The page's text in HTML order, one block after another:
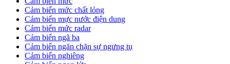
Cảm biến mức chất lỏng
Cảm biến mực nước điện dung
Cảm biến mức radar
Cảm biến ngã ba
Cảm biến ngăn chặn sự ngưng tụ
Cảm biến nghiêng